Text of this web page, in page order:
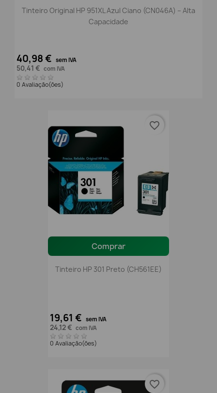
Tinteiro Original HP 951XL Azul Ciano (CN046A) – Alta
Capacidade
40,98 € sem IVA
50,41 € com IVA
0 Avaliação(ões)
Comprar
Tinteiro HP 301 Preto (CH561EE)
19,61 € sem IVA
24,12 € com IVA
0 Avaliação(ões)
favorite_border
favorite_border